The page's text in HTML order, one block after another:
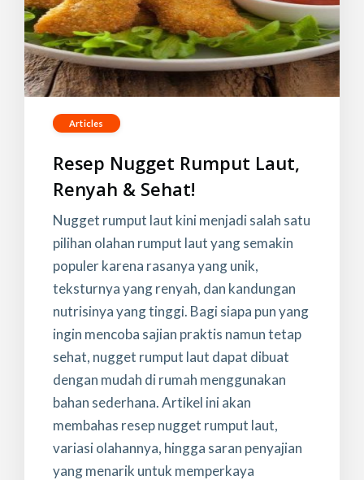
Articles
Resep Nugget Rumput Laut,
Renyah & Sehat!
Nugget rumput laut kini menjadi salah satu
pilihan olahan rumput laut yang semakin
populer karena rasanya yang unik,
teksturnya yang renyah, dan kandungan
nutrisinya yang tinggi. Bagi siapa pun yang
ingin mencoba sajian praktis namun tetap
sehat, nugget rumput laut dapat dibuat
dengan mudah di rumah menggunakan
bahan sederhana. Artikel ini akan
membahas resep nugget rumput laut,
variasi olahannya, hingga saran penyajian
yang menarik untuk memperkaya